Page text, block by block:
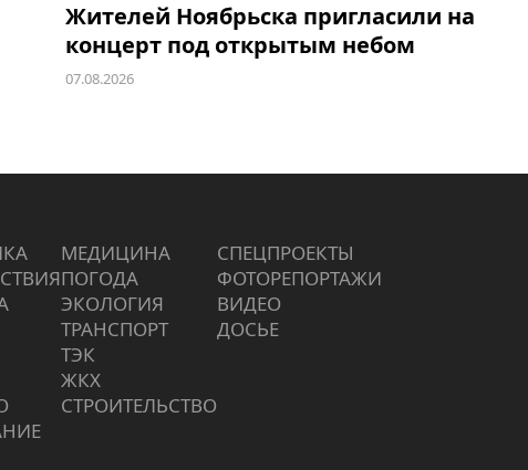
Жителей Ноябрьска пригласили на
концерт под открытым небом
07.08.2026
МЕДИЦИНА
ПОГОДА
ЭКОЛОГИЯ
ТРАНСПОРТ
ТЭК
ЖКХ
СТРОИТЕЛЬСТВО
СПЕЦПРОЕКТЫ
ФОТОРЕПОРТАЖИ
ВИДЕО
ДОСЬЕ